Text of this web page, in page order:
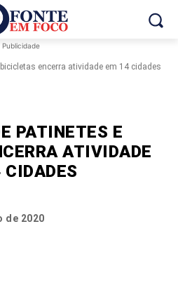
Publicidade
encerra atividade em 14 cidades
PATINETES E
ATIVIDADE
de 2020